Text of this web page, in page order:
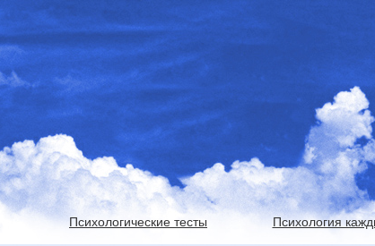
Психологические тесты Психология